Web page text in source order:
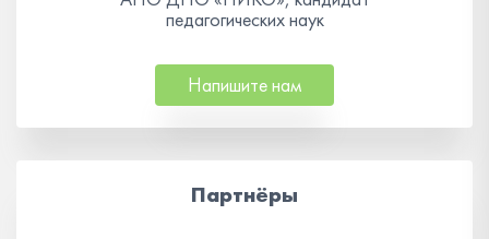
педагогических наук
Напишите нам
Партнёры